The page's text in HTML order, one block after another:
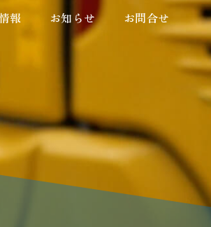
報 お知らせ お問合せ
報 お知らせ お問合せ